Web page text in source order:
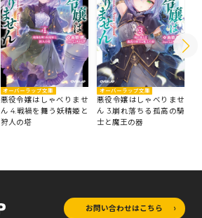
オーバーラップ文庫
悪役令嬢はしゃべりませ
ん 4.戦禍を舞う妖精姫と
狩人の塔
オーバーラップ文庫
悪役令嬢はしゃべりませ
ん 3.崩れ落ちる孤高の騎
士と魔王の器
お問い合わせはこちら